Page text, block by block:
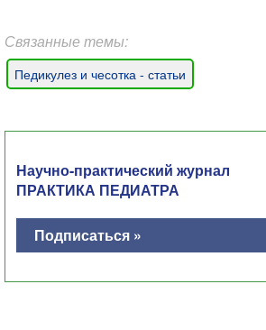
Связанные темы:
Педикулез и чесотка - статьи
Научно-практический журнал
ПРАКТИКА ПЕДИАТРА
Подписаться »